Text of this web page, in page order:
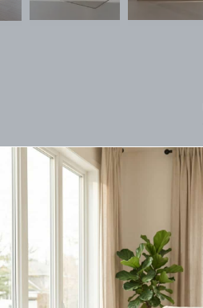
Köpek Evi: Modern ve
alanı oluşturması için
ihtiyaçlarını en iyi
kapalı veya açık olarak
çevre dostu ve dayanıklı
evinizin dekorasyonuna
rahatça dinlenmesi için